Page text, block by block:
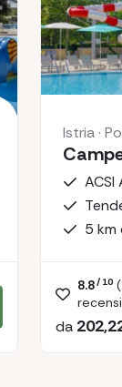
Istria ·
5 km
8.8 / 10 (
da